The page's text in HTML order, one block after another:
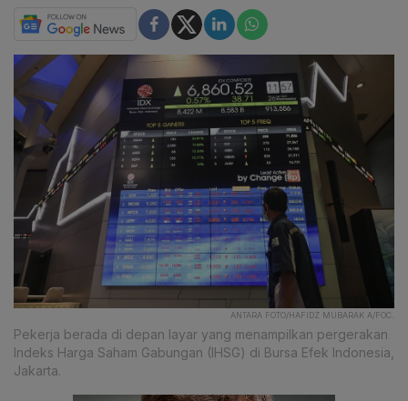
ANTARA FOTO/HAFIDZ MUBARAK A/FOC.
Pekerja berada di depan layar yang menampilkan pergerakan
Indeks Harga Saham Gabungan (IHSG) di Bursa Efek Indonesia,
Jakarta.